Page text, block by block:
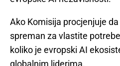
Ako Komisija procjenjuje
spreman za vlastite
koliko je evropski AI
globalnim liderima.